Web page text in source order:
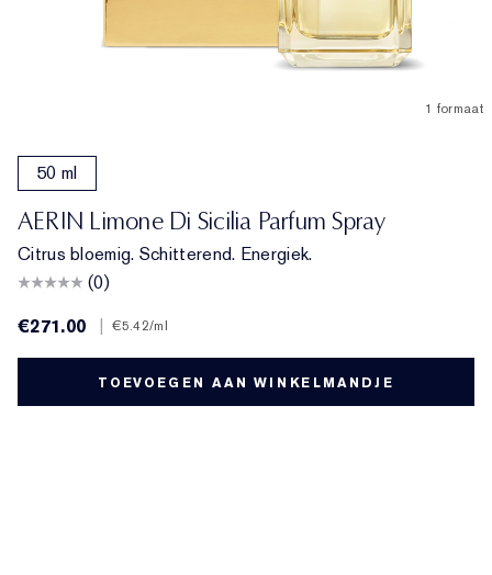
1 formaat
50 ml
AERIN Limone Di Sicilia Parfum Spray
Citrus bloemig. Schitterend. Energiek.
(0)
€271.00
€5.42/ml
TOEVOEGEN AAN WINKELMANDJE